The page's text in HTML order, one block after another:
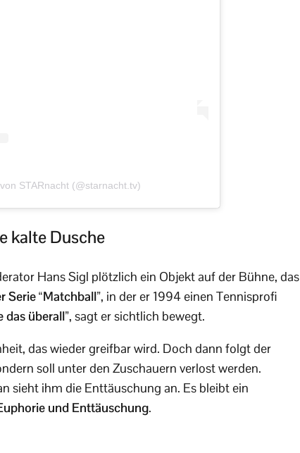
STARnacht (@starnacht.tv)
kalte Dusche
Hans Sigl plötzlich ein Objekt auf der Bühne, das
Serie “Matchball”, in der er 1994 einen Tennisprofi
das überall”, sagt er sichtlich bewegt.
das wieder greifbar wird. Doch dann folgt der
soll unter den Zuschauern verlost werden.
sieht ihm die Enttäuschung an. Es bleibt ein
und Enttäuschung.